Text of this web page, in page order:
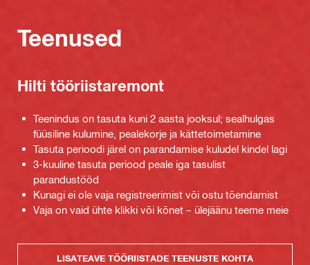
Teenused
Hilti tööriistaremont
Teenindus on tasuta kuni 2 aasta jooksul; sealhulgas
füüsiline kulumine, pealekorje ja kättetoimetamine
Tasuta perioodi järel on parandamise kuludel kindel lagi
3-kuuline tasuta periood peale iga tasulist
parandustööd
Kunagi ei ole vaja registreerimist või ostu tõendamist
Vaja on vaid ühte klikki või kõnet – ülejäänu teeme meie
LISATEAVE TÖÖRIISTADE TEENUSTE KOHTA